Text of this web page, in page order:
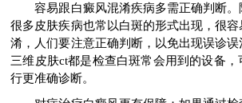
容易跟白癜风混淆疾病多需正确判断。
很多皮肤疾病也常以白斑的形式出现，很
淆，人们要注意正确判断，以免出现误诊误
三维皮肤ct都是检查白斑常会用到的设备
行更准确诊断。